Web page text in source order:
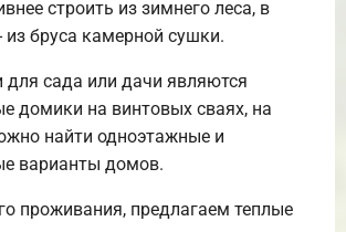
строить из зимнего леса, в
из бруса камерной сушки.
сада или дачи являются
домики на винтовых сваях, на
найти одноэтажные и
варианты домов.
проживания, предлагаем теплые